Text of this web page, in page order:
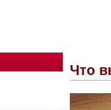
Что